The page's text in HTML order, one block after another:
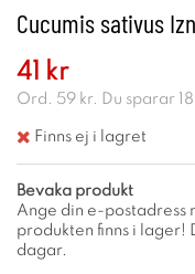
Cucumis sativus
41 kr
Ord. 59 kr. Du sparar
Finns ej i lagret
Bevaka produkt
Ange din e-postadress
produkten finns i lager!
dagar.